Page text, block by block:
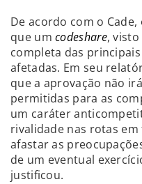
De acordo com o
que umcodeshare, visto
completa das
afetadas. Em seu
que a aprovação não
permitidas para as
um caráter
rivalidade nas rotas
afastar as
de um eventual
justificou.